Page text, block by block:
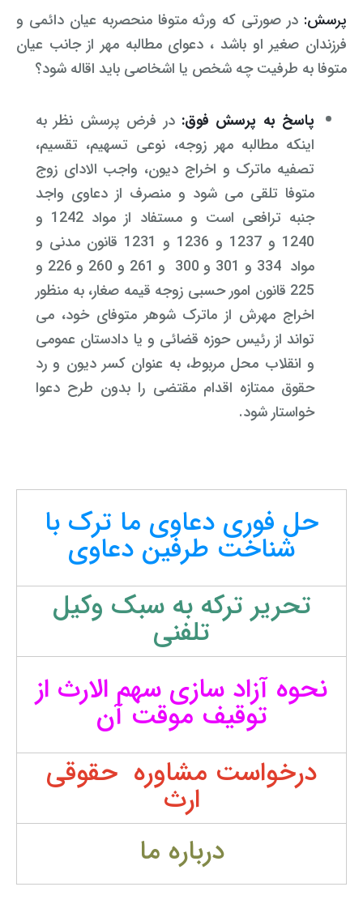
پرسش: در صورتی که ورثه متوفا منحصربه عیان دائمی و
فرزندان صغیر او باشد ، دعوای مطالبه مهر از جانب عیان
متوفا به طرفیت چه شخص یا اشخاصی باید اقاله شود؟
پاسخ به پرسش فوق: در فرض پرسش نظر به
اینکه مطالبه مهر زوجه، نوعی تسهیم، تقسیم،
تصفیه ماترک و اخراج دیون، واجب الادای زوج
متوفا تلقی می شود و منصرف از دعاوی واجد
جنبه ترافعی است و مستفاد از مواد 1242 و
1240 و 1237 و 1236 و 1231 قانون مدنی و
مواد 334 و 301 و 300 و 261 و 260 و 226 و
225 قانون امور حسبی زوجه قیمه صغار، به منظور
اخراج مهرش از ماترک شوهر متوفای خود، می
تواند از رئیس حوزه قضائی و یا دادستان عمومی
و انقلاب محل مربوط، به عنوان کسر دیون و رد
حقوق ممتازه اقدام مقتضی را بدون طرح دعوا
خواستار شود.
حل فوری دعاوی ما ترک با
شناخت طرفین دعاوی
تحریر ترکه به سبک وکیل
تلفنی
نحوه آزاد سازی سهم الارث از
توقیف موقت آن
درخواست مشاوره حقوقی
ارث
درباره ما